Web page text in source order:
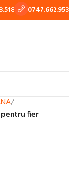
0747.662.953
/
fier